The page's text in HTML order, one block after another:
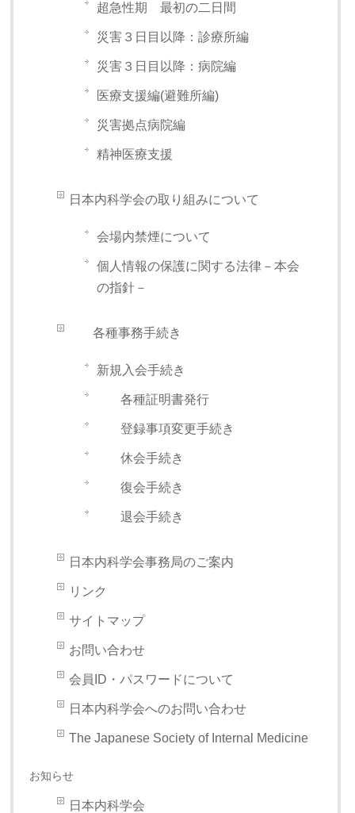
超急性期 最初の二日間
災害３日目以降：診療所編
災害３日目以降：病院編
医療支援編(避難所編)
災害拠点病院編
精神医療支援
日本内科学会の取り組みについて
会場内禁煙について
個人情報の保護に関する法律－本会
の指針－
各種事務手続き
新規入会手続き
各種証明書発行
登録事項変更手続き
休会手続き
復会手続き
退会手続き
日本内科学会事務局のご案内
リンク
サイトマップ
お問い合わせ
会員ID・パスワードについて
日本内科学会へのお問い合わせ
The Japanese Society of Internal Medicine
お知らせ
日本内科学会